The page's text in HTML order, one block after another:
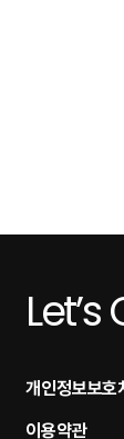
개인정보보호
이용약관